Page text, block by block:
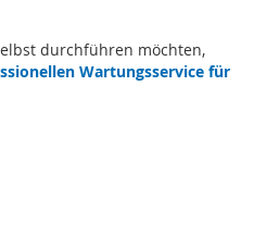
durchführen möchten,
Wartungsservice für